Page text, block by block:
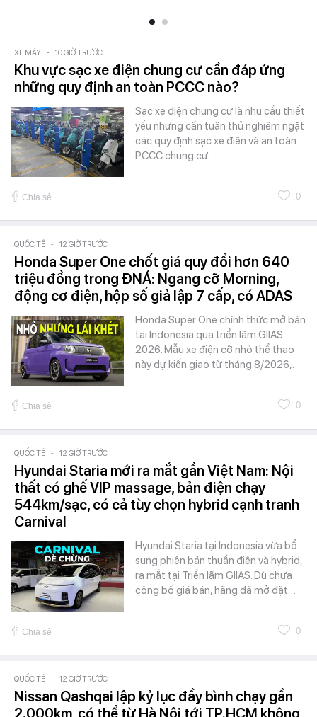
XE MÁY - 10 GIỜ TRƯỚC
Khu vực sạc xe điện chung cư cần đáp ứng
những quy định an toàn PCCC nào?
Sạc xe điện chung cư là nhu cầu thiết
yếu nhưng cần tuân thủ nghiêm ngặt
các quy định sạc xe điện và an toàn
PCCC chung cư.
Chia sẻ 0
QUỐC TẾ - 12 GIỜ TRƯỚC
Honda Super One chốt giá quy đổi hơn 640
triệu đồng trong ĐNÁ: Ngang cỡ Morning,
động cơ điện, hộp số giả lập 7 cấp, có ADAS
Honda Super One chính thức mở bán
tại Indonesia qua triển lãm GIIAS
2026. Mẫu xe điện cỡ nhỏ thể thao
này dự kiến giao từ tháng 8/2026,…
Chia sẻ 0
QUỐC TẾ - 12 GIỜ TRƯỚC
Hyundai Staria mới ra mắt gần Việt Nam: Nội
thất có ghế VIP massage, bản điện chạy
544km/sạc, có cả tùy chọn hybrid cạnh tranh
Carnival
Hyundai Staria tại Indonesia vừa bổ
sung phiên bản thuần điện và hybrid,
ra mắt tại Triển lãm GIIAS. Dù chưa
công bố giá bán, hãng đã mở đặt…
Chia sẻ 0
QUỐC TẾ - 12 GIỜ TRƯỚC
Nissan Qashqai lập kỷ lục đầy bình chạy gần
2.000km, có thể từ Hà Nội tới TP.HCM không